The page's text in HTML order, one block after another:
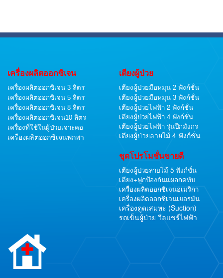
เครื่องผลิตออกซิเจน
เครื่องผลิตออกซิเจน 3 ลิตร
เครื่องผลิตออกซิเจน 5 ลิตร
เครื่องผลิตออกซิเจน 8 ลิตร
เครื่องผลิตออกซิเจน10 ลิตร
เครื่องที่ใช้ในผู้ป่วยเจาะคอ
เครื่องผลิตออกซิเจนพกพา
เตียงผู้ป่วย
เตียงผู้ป่วยมือหมุน 2 ฟังก์ชั่น
เตียงผู้ป่วยมือหมุน 3 ฟังก์ชั่น
เตียงผู้ป่วยไฟฟ้า 2 ฟังก์ชั่น
เตียงผู้ป่วยไฟฟ้า 4 ฟังก์ชั่น
เตียงผู้ป่วยไฟฟ้า รุ่นปีกมังกร
เตียงผู้ป่วยลายไม้ 4 ฟังก์ชั่น
ชุดโปรโมชั่นขายดี
เตียงผู้ป่วยลายไม้ 5 ฟังก์ชั่น
เตียง+ฟูกป้องกันแผลกดทับ
เครื่องผลิตออกซิเจนอเมริกา
เครื่องผลิตออกซิเจนเยอรมัน
เครื่องดูดเสมหะ (Suction)
รถเข็นผู้ป่วย วีลแชร์ไฟฟ้า